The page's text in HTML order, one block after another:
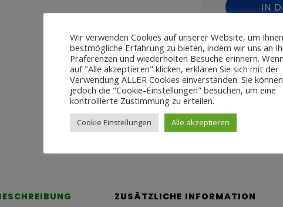
IN
SKU: ZH-
Share this
ZUSÄTZLICHE INFORMATION
Wir verwenden Cookies auf unserer Website, um
bestmögliche Erfahrung zu bieten, indem wir uns an
Präferenzen und wiederholten Besuche erinnern.
auf "Alle akzeptieren" klicken, erklären Sie sich mit der
Verwendung ALLER Cookies einverstanden. Sie können
jedoch die "Cookie-Einstellungen" besuchen, um eine
kontrollierte Zustimmung zu erteilen.
Cookie Einstellungen Alle akzeptieren